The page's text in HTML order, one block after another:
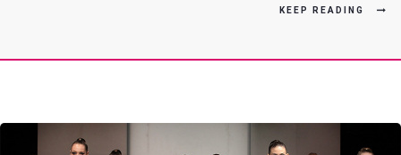
KEEP READING